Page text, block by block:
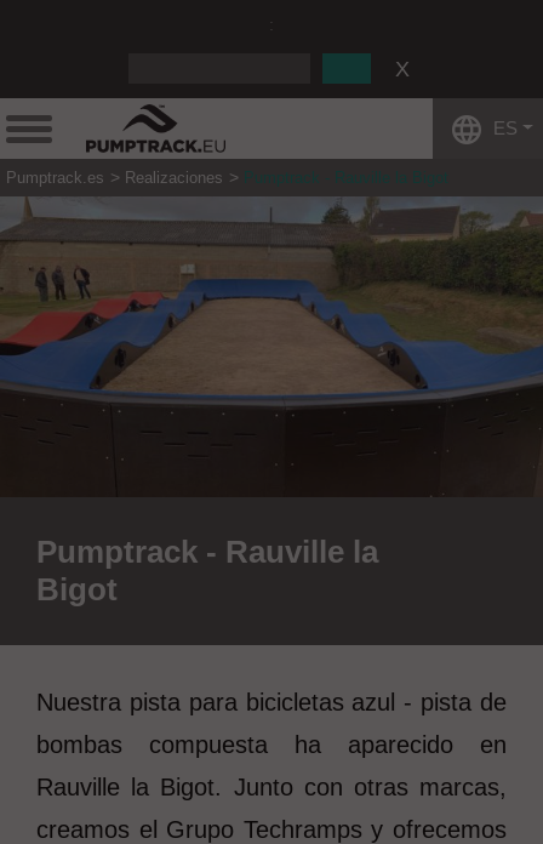
ES
Pumptrack.es Realizaciones Pumptrack - Rauville la Bigot
Pumptrack - Rauville la
Bigot
Nuestra pista para bicicletas azul - pista de
bombas compuesta ha aparecido en
Rauville la Bigot. Junto con otras marcas,
creamos el Grupo Techramps y ofrecemos